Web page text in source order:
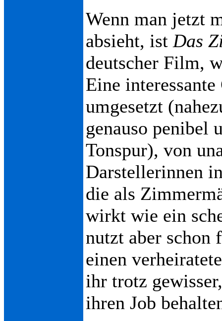
Wenn man jetzt
absieht, ist Das
deutscher Film,
Eine
umgesetzt
genauso penibel
Tonspur), von
Darstellerinnen
die als
wirkt wie ein
nutzt aber
einen
ihr trotz
ihren Job